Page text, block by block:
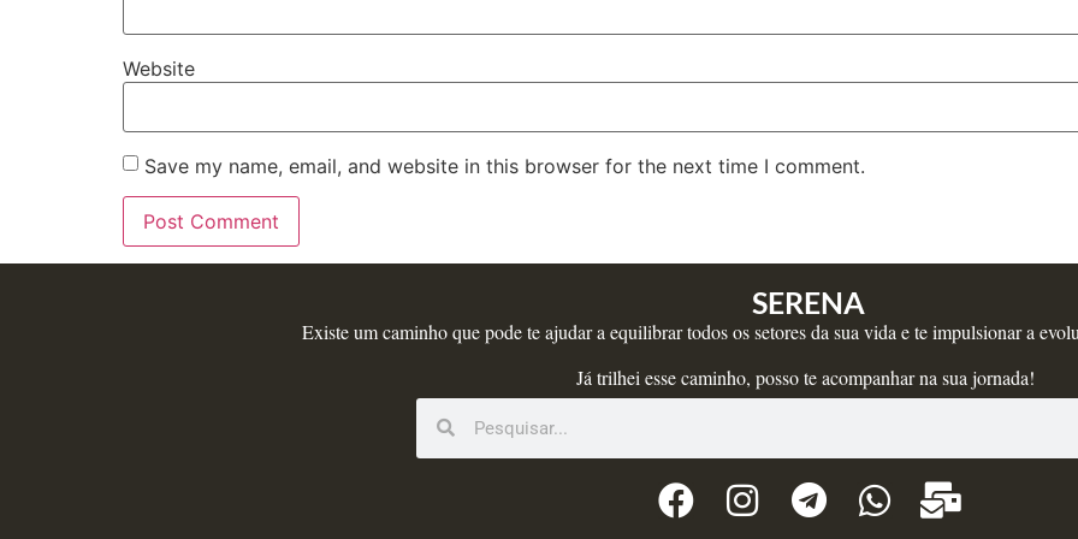
Website
Save my name, email, and website in this browser for the next time I comment.
SERENA
Existe um caminho que pode te ajudar a equilibrar todos os setores da sua vida e te impulsionar a
Já trilhei esse caminho, posso te acompanhar na sua jornada!